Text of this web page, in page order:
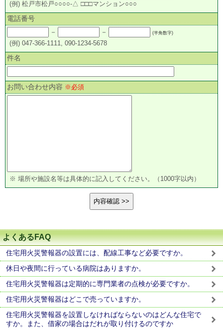
(例) 松戸市松戸○○○○-△ □□□マンション○○○
電話番号
－
－ (半角数字)
(例) 047-366-1111, 090-1234-5678
件名
お問い合わせ内容 ※必須
※ 場所や施設名等は具体的に記入してください。（1000字以内）
よくあるFAQ
住宅用火災警報器の設置には、配線工事など必要ですか。
休日や夜間に行っている病院はありますか。
住宅用火災警報器は定期的に専門業者の点検が必要ですか。
住宅用火災警報器はどこで売っていますか。
住宅用火災警報器を設置しなければならないのはどんな住宅で
すか。また、借家の場合はだれが取り付けるのですか